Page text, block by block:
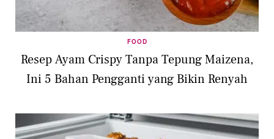
FOOD
Resep Ayam Crispy Tanpa Tepung Maizena,
Ini 5 Bahan Pengganti yang Bikin Renyah